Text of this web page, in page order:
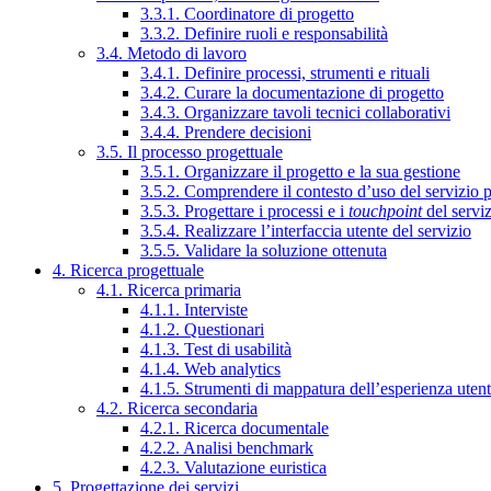
3.3.1. Coordinatore di progetto
3.3.2. Definire ruoli e responsabilità
3.4. Metodo di lavoro
3.4.1. Definire processi, strumenti e rituali
3.4.2. Curare la documentazione di progetto
3.4.3. Organizzare tavoli tecnici collaborativi
3.4.4. Prendere decisioni
3.5. Il processo progettuale
3.5.1. Organizzare il progetto e la sua gestione
3.5.2. Comprendere il contesto d’uso del servizio
3.5.3. Progettare i processi e i touchpointdel
3.5.4. Realizzare l’interfaccia utente del servizio
3.5.5. Validare la soluzione ottenuta
4. Ricerca progettuale
4.1. Ricerca primaria
4.1.1. Interviste
4.1.2. Questionari
4.1.3. Test di usabilità
4.1.4. Web analytics
4.1.5. Strumenti di mappatura dell’esperienza
4.2. Ricerca secondaria
4.2.1. Ricerca documentale
4.2.2. Analisi benchmark
4.2.3. Valutazione euristica
5. Progettazione dei servizi